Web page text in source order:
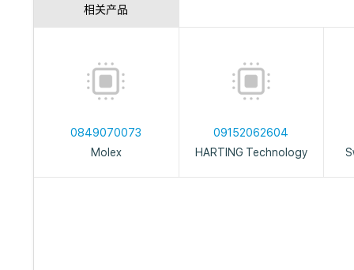
相关产品
0849070073
Molex
09152062604
HARTING Technology